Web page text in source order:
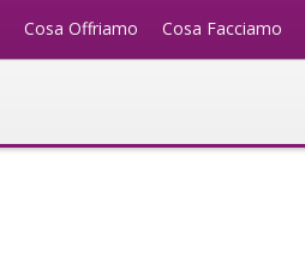
Cosa Offriamo Cosa Facciamo